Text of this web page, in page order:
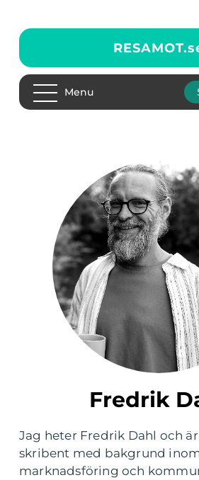
RESAMOT.
Menu
Fredrik
Jag heter Fredrik Dahl och
skribent med bakgrund
marknadsföring och